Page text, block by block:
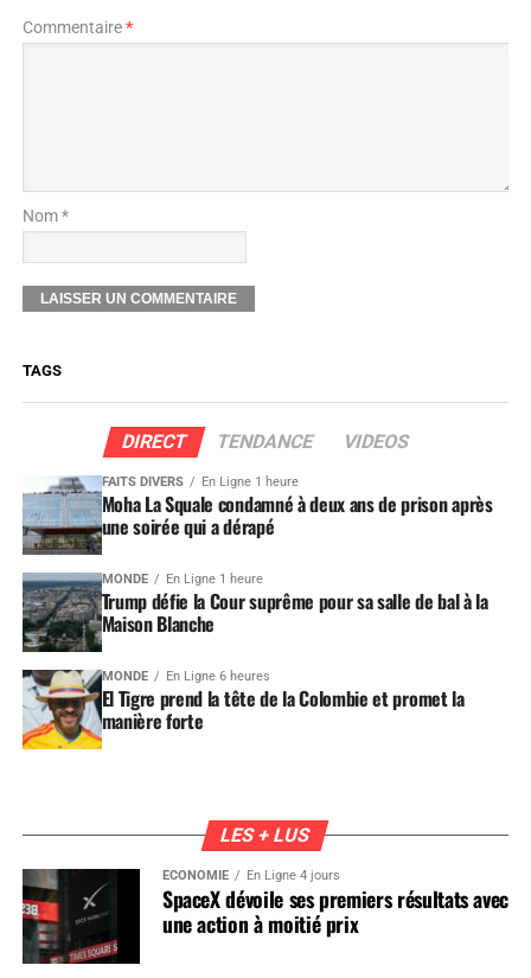
Commentaire*
Nom *
TAGS
DIRECT TENDANCE VIDEOS
FAITS DIVERS En Ligne 1 heure
Moha La Squale condamné à deux ans de prison après
une soirée qui a dérapé
MONDE En Ligne 1 heure
Trump défie la Cour suprême pour sa salle de bal à la
Maison Blanche
MONDE En Ligne 6 heures
El Tigre prend la tête de la Colombie et promet la
manière forte
LES + LUS
ÉCONOMIE En Ligne 4 jours
SpaceX dévoile ses premiers résultats avec
une action à moitié prix